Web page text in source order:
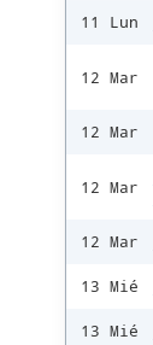
11 Lun
12 Mar
12 Mar
12 Mar
12 Mar
13 Mié
13 Mié